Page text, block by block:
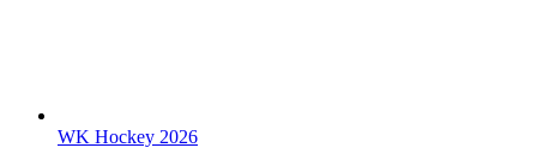
WK Hockey 2026